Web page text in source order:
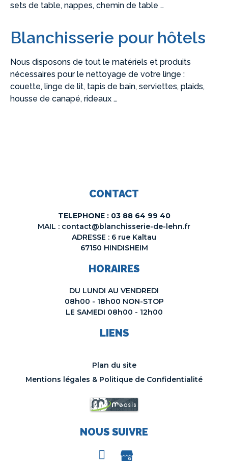
sets de table, nappes, chemin de table …
Blanchisserie pour hôtels
Nous disposons de tout le matériels et produits
nécessaires pour le nettoyage de votre linge :
couette, linge de lit, tapis de bain, serviettes, plaids,
housse de canapé, rideaux …
CONTACT
TELEPHONE : 03 88 64 99 40
MAIL : contact@blanchisserie-de-lehn.fr
ADRESSE : 6 rue Kaltau
67150 HINDISHEIM
HORAIRES
DU LUNDI AU VENDREDI
08h00 - 18h00 NON-STOP
LE SAMEDI 08h00 - 12h00
LIENS
Plan du site
Mentions légales & Politique de Confidentialité
NOUS SUIVRE